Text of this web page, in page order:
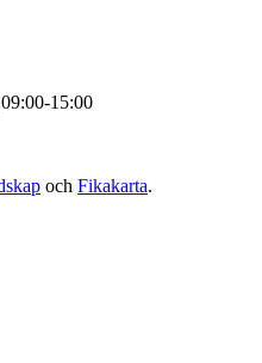
15:00
och Fikakarta.